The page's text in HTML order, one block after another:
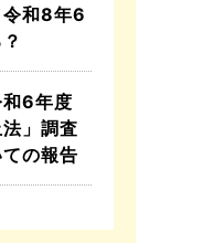
令和8年6
和6年度
法」調査
の報告